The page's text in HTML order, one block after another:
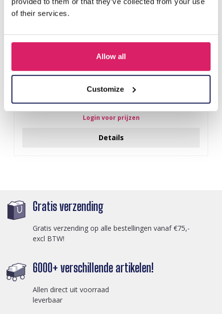
of their services.
Allow all
Customize
Login voor prijzen
Details
Gratis verzending
Gratis verzending op alle bestellingen vanaf €75,-
excl BTW!
6000+ verschillende artikelen!
Allen direct uit voorraad
leverbaar